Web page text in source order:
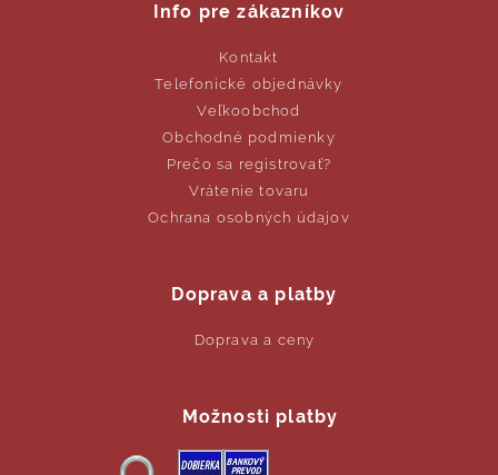
Info pre zákazníkov
Kontakt
Telefonické objednávky
Veľkoobchod
Obchodné podmienky
Prečo sa registrovať?
Vrátenie tovaru
Ochrana osobných údajov
Doprava a platby
Doprava a ceny
Možnosti platby